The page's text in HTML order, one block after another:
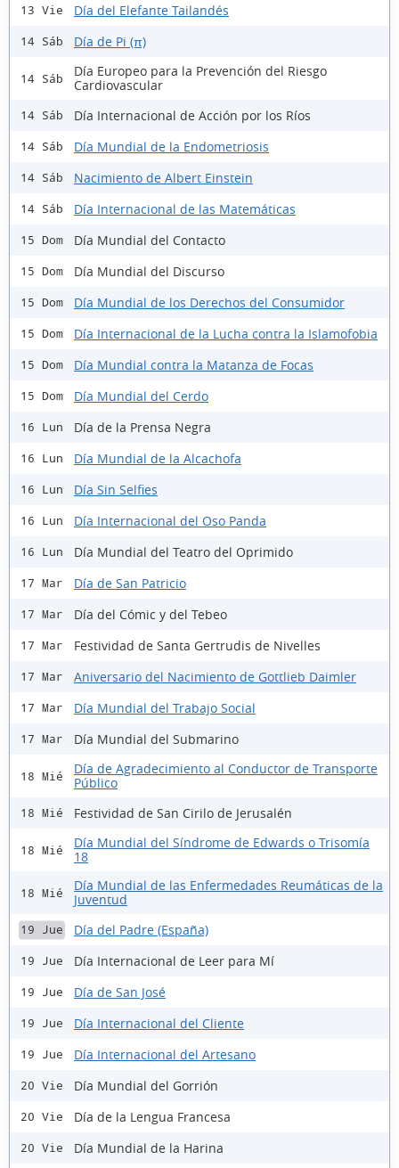
13 Vie Día del Elefante Tailandés
14 Sáb Día de Pi (π)
14 Sáb
Día Europeo para la Prevención del Riesgo
Cardiovascular
14 Sáb Día Internacional de Acción por los Ríos
14 Sáb Día Mundial de la Endometriosis
14 Sáb Nacimiento de Albert Einstein
14 Sáb Día Internacional de las Matemáticas
15 Dom Día Mundial del Contacto
15 Dom Día Mundial del Discurso
15 Dom Día Mundial de los Derechos del Consumidor
15 Dom Día Internacional de la Lucha contra la Islamofobia
15 Dom Día Mundial contra la Matanza de Focas
15 Dom Día Mundial del Cerdo
16 Lun Día de la Prensa Negra
16 Lun Día Mundial de la Alcachofa
16 Lun Día Sin Selfies
16 Lun Día Internacional del Oso Panda
16 Lun Día Mundial del Teatro del Oprimido
17 Mar Día de San Patricio
17 Mar Día del Cómic y del Tebeo
17 Mar Festividad de Santa Gertrudis de Nivelles
17 Mar Aniversario del Nacimiento de Gottlieb Daimler
17 Mar Día Mundial del Trabajo Social
17 Mar Día Mundial del Submarino
18 Mié
Día de Agradecimiento al Conductor de Transporte
Público
18 Mié Festividad de San Cirilo de Jerusalén
18 Mié
Día Mundial del Síndrome de Edwards o Trisomía
18
18 Mié
Día Mundial de las Enfermedades Reumáticas de la
Juventud
19 Jue Día del Padre (España)
19 Jue Día Internacional de Leer para Mí
19 Jue Día de San José
19 Jue Día Internacional del Cliente
19 Jue Día Internacional del Artesano
20 Vie Día Mundial del Gorrión
20 Vie Día de la Lengua Francesa
20 Vie Día Mundial de la Harina